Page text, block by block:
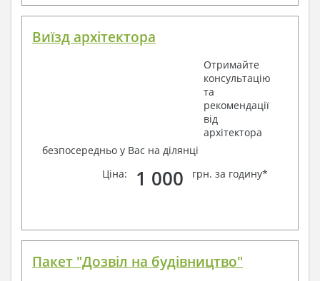
Виїзд архітектора
Отримайте
консультацію
та
рекомендації
від
архітектора
безпосередньо у Вас на ділянці
Ціна:
1 000 грн. за годину*
Пакет "Дозвіл на будівництво"